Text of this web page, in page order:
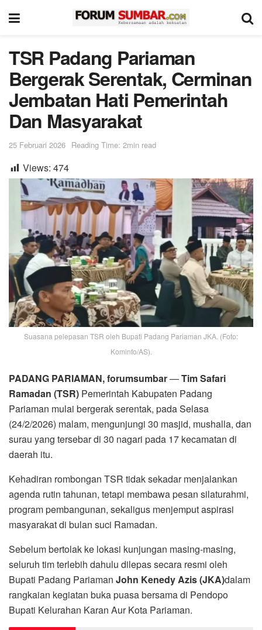
TSR Padang Pariaman
Bergerak Serentak, Cerminan
Jembatan Hati Pemerintah
Dan Masyarakat
25 Februari 2026 Reading Time: 2min read
Views: 474
Suasana pelepasan TSR oleh Bupati Padang Pariaman JKA. (Foto:
Kominfo/AS).
PADANG PARIAMAN, forumsumbar—Tim Safari
Ramadan (TSR) Pemerintah Kabupaten Padang
Pariaman mulai bergerak serentak, pada Selasa
(24/2/2026) malam, mengunjungi 30 masjid, mushalla, dan
surau yang tersebar di 30 nagari pada 17 kecamatan di
daerah itu.
Kehadiran rombongan TSR tidak sekadar menjalankan
agenda rutin tahunan, tetapi membawa pesan silaturahmi,
program pembangunan, sekaligus menjemput aspirasi
masyarakat di bulan suci Ramadan.
Sebelum bertolak ke lokasi kunjungan masing-masing,
seluruh tim terlebih dahulu dilepas secara resmi oleh
Bupati Padang Pariaman John Kenedy Azis (JKA)dalam
rangkaian kegiatan buka puasa bersama di Pendopo
Bupati Kelurahan Karan Aur Kota Pariaman.